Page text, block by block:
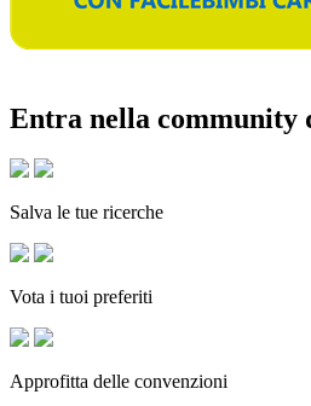
Entra nella community
Salva le tue ricerche
Vota i tuoi preferiti
Approfitta delle convenzioni